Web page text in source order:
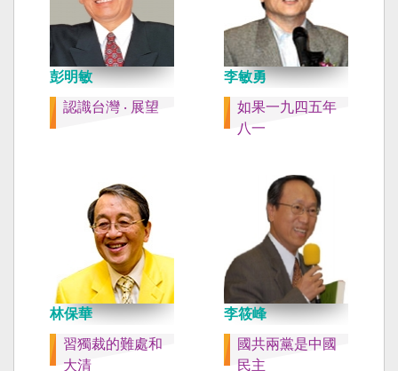
彭明敏
認識台灣 ‧ 展望
李敏勇
如果一九四五年
八一
林保華
習獨裁的難處和
大清
李筱峰
國共兩黨是中國
民主